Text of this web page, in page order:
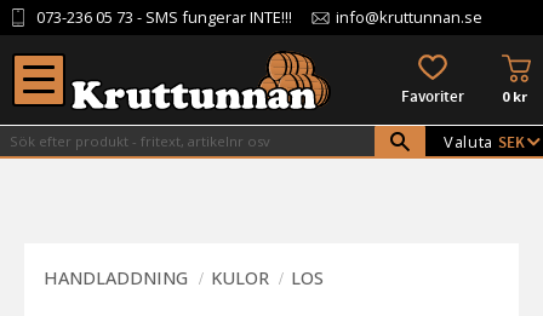
Meny
073-236 05 73 - SMS fungerar INTE!!! info@kruttunnan.se
FAVORITER 0kr
Valuta
HANDLADDNING KULOR LOS